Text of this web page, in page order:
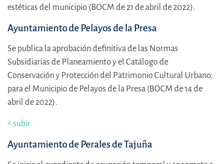
estéticas del municipio (BOCM de 21 de abril de 2022).
Ayuntamiento de Pelayos de la Presa
Se publica la aprobación definitiva de las Normas
Subsidiarias de Planeamiento y el Catálogo de
Conservación y Protección del Patrimonio Cultural Urbano,
para el Municipio de Pelayos de la Presa (BOCM de 14 de
abril de 2022).
^ subir
Ayuntamiento de Perales de Tajuña